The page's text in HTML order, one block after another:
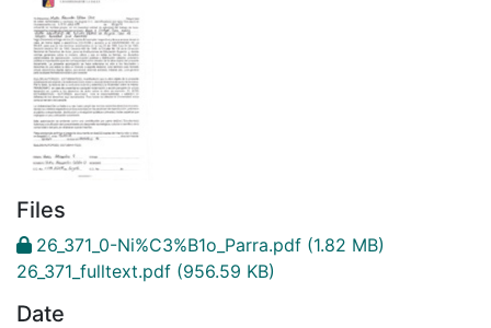
Files
26_371_0-Ni%C3%B1o_Parra.pdf (1.82 MB)
26_371_fulltext.pdf (956.59 KB)
Date